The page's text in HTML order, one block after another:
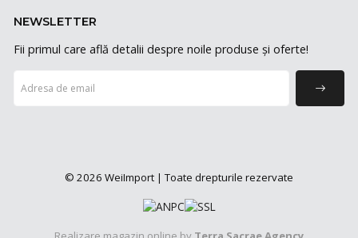
NEWSLETTER
Fii primul care află detalii despre noile produse și oferte!
© 2026 WeiImport | Toate drepturile rezervate